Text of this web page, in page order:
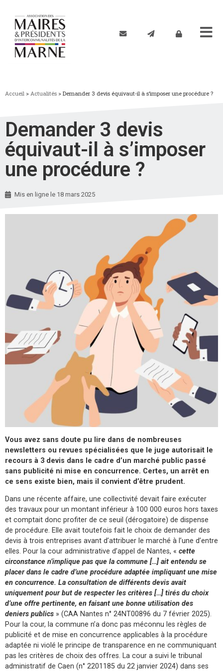
Accueil > Actualités > Demander 3 devis équivaut-il à s’imposer une procédure ?
Demander 3 devis
équivaut-il à s’imposer
une procédure ?
Mis en ligne le 18 mars 2025
Vous avez sans doute pu lire dans de nombreuses
newsletters ou revues spécialisées que le juge autorisait le
recours à 3 devis dans le cadre d’un marché public passé
sans publicité ni mise en concurrence. Certes, un arrêt en
ce sens existe bien, mais il convient d’être prudent.
Dans une récente affaire, une collectivité devait faire exécuter
des travaux pour un montant inférieur à 100 000 euros hors taxes
et comptait donc profiter de ce seuil (dérogatoire) de dispense
de procédure. Elle avait toutefois fait le choix de demander des
devis à trois entreprises avant d’attribuer le marché à l’une d’entre
elles. Pour la cour administrative d’appel de Nantes, « cette
circonstance n’implique pas que la commune […] ait entendu se
placer dans le cadre d’une procédure adaptée impliquant une mise
en concurrence. La consultation de différents devis avait
uniquement pour but de respecter les critères […] tirés du choix
d’une offre pertinente, en faisant une bonne utilisation des
deniers publics » (CAA Nantes n° 24NT00896 du 7 février 2025).
Pour la cour, la commune n’a donc pas méconnu les règles de
publicité et de mise en concurrence applicables à la procédure
adaptée ni violé le principe de transparence en ne communiquant
pas les critères de choix des offres. La cour a suivi le tribunal
administratif de Caen (n° 2201185 du 22 janvier 2024) dans ses